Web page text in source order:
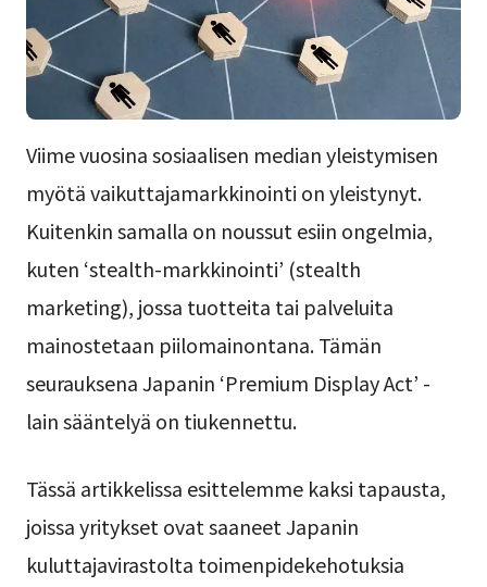
Viime vuosina sosiaalisen median yleistymisen
myötä vaikuttajamarkkinointi on yleistynyt.
Kuitenkin samalla on noussut esiin ongelmia,
kuten ‘stealth-markkinointi’ (stealth
marketing), jossa tuotteita tai palveluita
mainostetaan piilomainontana. Tämän
seurauksena Japanin ‘Premium Display Act’ -
lain sääntelyä on tiukennettu.
Tässä artikkelissa esittelemme kaksi tapausta,
joissa yritykset ovat saaneet Japanin
kuluttajavirastolta toimenpidekehotuksia